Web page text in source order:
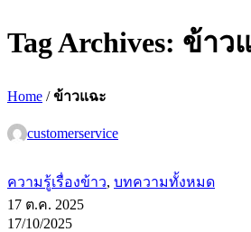
Tag Archives: ข้าว
Home /ข้าวแฉะ
customerservice
ความรู้เรื่องข้าว, บทความทั้งหมด
17 ต.ค. 2025
17/10/2025